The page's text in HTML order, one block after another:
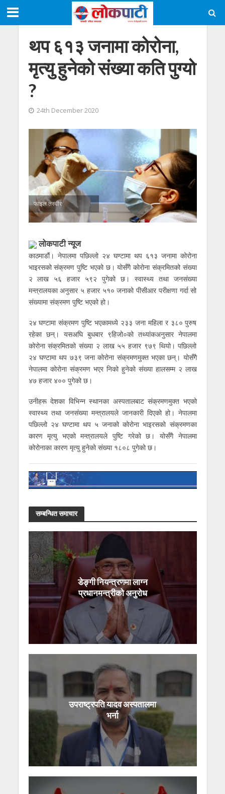
थप ६१३ जनामा कोरोना,
मृत्यु हुनेको संख्या कति पुग्यो
?
24th December 2020
फाइल तस्वीर
लोकपाटी न्यूज
काठमाडौं। नेपालमा पछिल्लो २४ घण्टामा थप ६१३ जनामा कोरोना
भाइरसको संक्रमण पुष्टि भएको छ। योसँगै कोरोना संक्रमितको संख्या
२ लाख ५६ हजार ५९२ पुगेको छ। स्वास्थ्य तथा जनसंख्या
मन्त्रालयका अनुसार ५ हजार ५१० जनाको पीसीआर परीक्षणा गर्दा सो
संख्यामा संक्रमण पुष्टि भएको हो।
२४ घण्टामा संक्रमण पुष्टि भएकामध्ये २३३ जना महिला र ३८० पुरुष
रहेका छन्। यसअघि बुधबार ९हिजो०को तथ्यांकअनुसार नेपालमा
कोरोना संक्रमितको संख्या २ लाख ५५ हजार ९७९ थियो। पछिल्लो
२४ घण्टामा थप ७३९ जना कोरोना संक्रमणमुक्त भएका छन्। योसँगै
नेपालमा कोरोना संक्रमण भएर निको हुनेको संख्या हालसम्म २ लाख
४७ हजार ४०० पुगेको छ।
उनीहरू देशका विभिन्न स्थानका अस्पतालबाट संक्रमणमुक्त भएको
स्वास्थ्य तथा जनसंख्या मन्त्रालयले जानकारी दिएको हो। नेपालमा
पछिल्लो २४ घण्टामा थप ५ जनाको कोरोना भाइरसको संक्रमणका
कारण मृत्यु भएको मन्त्रालयले पुष्टि गरेको छ। योसँगै नेपालमा
कोरोनाका कारण मृत्यु हुनेको संख्या १८०८ पुगेको छ।
सम्बन्धित समाचार
डेङ्गी नियन्त्रणमा लाग्न
प्रधानमन्त्रीको अनुरोध
उपराष्ट्रपति यादव अस्पतालमा
भर्ना